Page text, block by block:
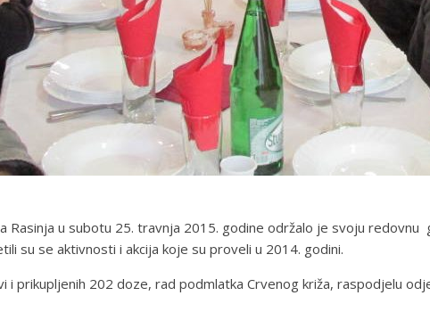
Rasinja u subotu 25. travnja 2015. godine održalo je svoju
su se aktivnosti i akcija koje su proveli u 2014. godini.
i prikupljenih 202 doze, rad podmlatka Crvenog križa, raspodjelu